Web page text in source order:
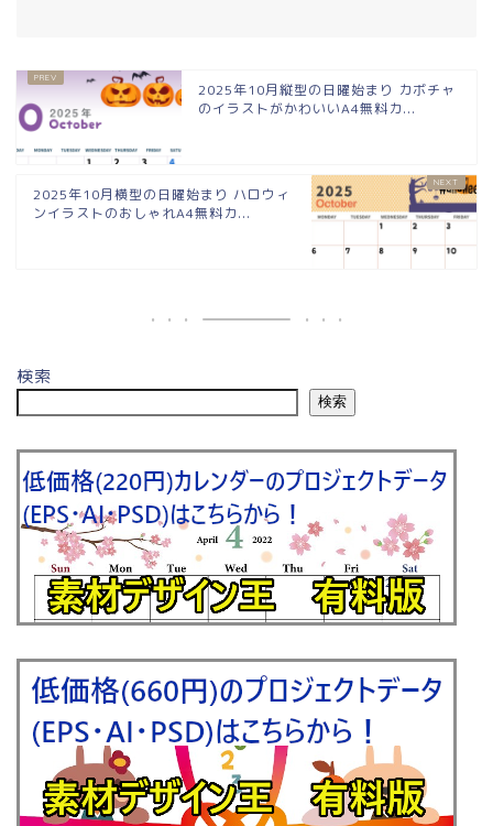
2025年10月縦型の日曜始まり カボチャ
のイラストがかわいいA4無料カ...
2025年10月横型の日曜始まり ハロウィ
ンイラストのおしゃれA4無料カ...
検索
検索